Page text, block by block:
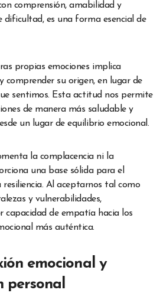
comprensión, amabilidad y
dificultad, es una forma esencial de
propias emociones implica
comprender su origen, en lugar de
sentimos. Esta actitud nos permite
de manera más saludable y
un lugar de equilibrio emocional.
la complacencia ni la
una base sólida para el
Al aceptarnos tal como
y vulnerabilidades,
capacidad de empatía hacia los
más auténtica.
emocional y
personal